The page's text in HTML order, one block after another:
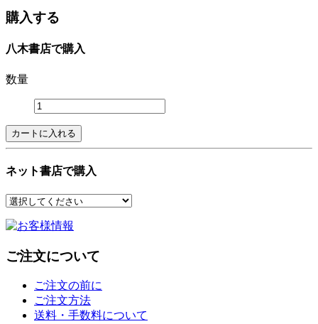
購入する
八木書店で購入
数量
ネット書店で購入
ご注文について
ご注文の前に
ご注文方法
送料・手数料について